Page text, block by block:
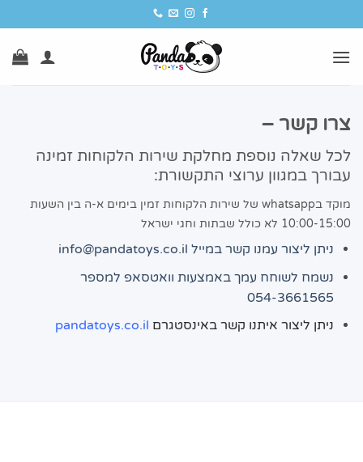
to
content
צרו קשר –
לכל שאלה נוספת מחלקת שירות הלקוחות זמינה
עבורך במגוון ערוצי התקשורת:
מוקד בwhatsapp של שירות הלקוחות זמין בימים א-ה בין השעות
10:00-15:00 לא כולל שבתות וחגי ישראל
ניתן ליצור עמנו קשר במייל info@pandatoys.co.il
נשמח לשוחח עמך באמצעות וואטסאפ למספר
054-3661565
ניתן ליצור איתנו קשר באינסטגרם pandatoys.co.il